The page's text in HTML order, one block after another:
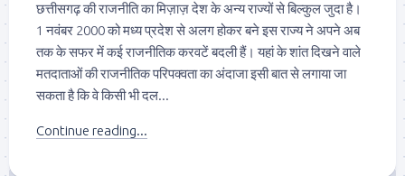
छत्तीसगढ़ की राजनीति का मिज़ाज़ देश के अन्य राज्यों से बिल्कुल जुदा है।
1 नवंबर 2000 को मध्य प्रदेश से अलग होकर बने इस राज्य ने अपने अब
तक के सफर में कई राजनीतिक करवटें बदली हैं। यहां के शांत दिखने वाले
मतदाताओं की राजनीतिक परिपक्वता का अंदाजा इसी बात से लगाया जा
सकता है कि वे किसी भी दल...
Continue reading...